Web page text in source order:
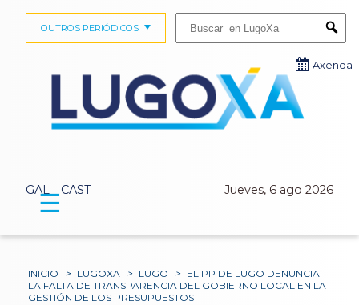
GAL CAST Jueves, 6 ago 2026
OUTROS PERIÓDICOS
Axenda
☰
INICIO > LUGOXA > LUGO > EL PP DE LUGO DENUNCIA
LA FALTA DE TRANSPARENCIA DEL GOBIERNO LOCAL EN LA
GESTIÓN DE LOS PRESUPUESTOS